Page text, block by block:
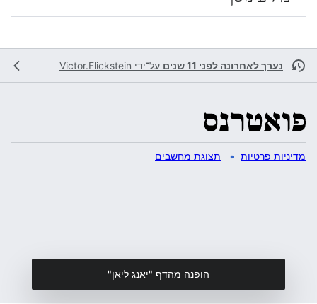
נערך לאחרונה לפני 11 שנים על־ידי Victor.Flickstein
מדיניות פרטיות תצוגת מחשבים
הופנה מהדף "יאנג ליאן"